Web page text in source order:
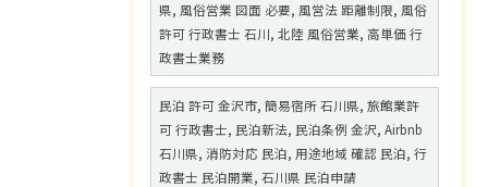
県, 風俗営業 図面 必要, 風営法 距離制限, 風俗
許可 行政書士 石川, 北陸 風俗営業, 高単価 行
政書士業務
民泊 許可 金沢市, 簡易宿所 石川県, 旅館業許
可 行政書士, 民泊新法, 民泊条例 金沢, Airbnb
石川県, 消防対応 民泊, 用途地域 確認 民泊, 行
政書士 民泊開業, 石川県 民泊申請